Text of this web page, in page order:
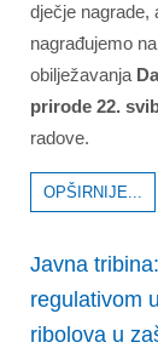
dječje nagrade,
nagrađujemo
obilježavanja
prirode 22.
radove.
OPŠIRNIJE...
Javna
regulativom
ribolova u